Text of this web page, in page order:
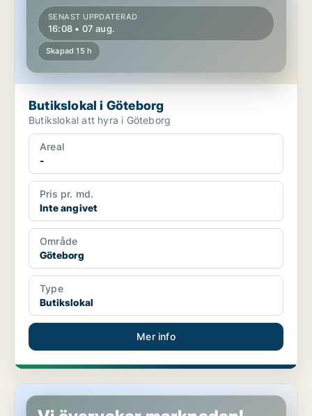
SENAST UPPDATERAD
16:08 • 07 aug.
Skapad 15 h
Butikslokal i Göteborg
Butikslokal att hyra i Göteborg
Areal
-
Pris pr. md.
Inte angivet
Område
Göteborg
Type
Butikslokal
Mer info
Butikslokal i Göteborg